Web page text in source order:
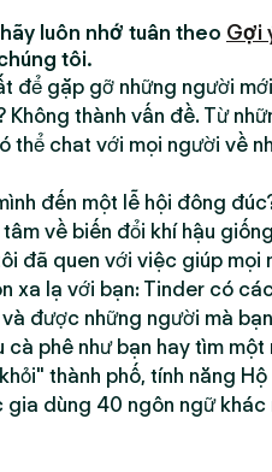
luôn nhớ tuân theo Gợi
tôi.
để gặp gỡ những người
Không thành vấn đề. Từ
thể chat với mọi người về
đến một lễ hội đông
về biến đổi khí hậu
đã quen với việc giúp mọi
xa lạ với bạn: Tinder có
được những người mà
cà phê như bạn hay tìm
thành phố, tính năng
gia dùng 40 ngôn ngữ